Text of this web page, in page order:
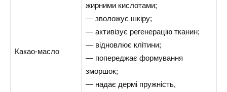
Какао-масло
жирними кислотами;
— зволожує шкіру;
— активізує регенерацію тканин;
— відновлює клітини;
— попереджає формування
зморшок;
— надає дермі пружність,